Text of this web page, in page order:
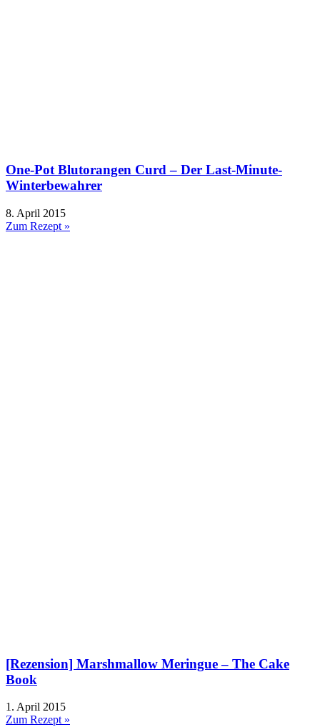
One-Pot Blutorangen Curd – Der Last-Minute-
Winterbewahrer
8. April 2015
Zum Rezept »
[Rezension] Marshmallow Meringue – The Cake
Book
1. April 2015
Zum Rezept »